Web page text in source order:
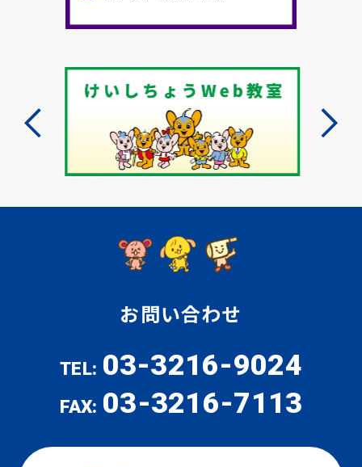
お問い合わせ
TEL: 03-3216-9024
FAX: 03-3216-7113